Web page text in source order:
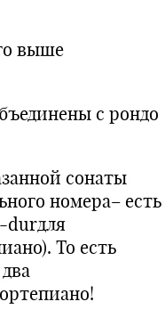
выше
с рондо
сонаты
номера– есть
durдля
То есть